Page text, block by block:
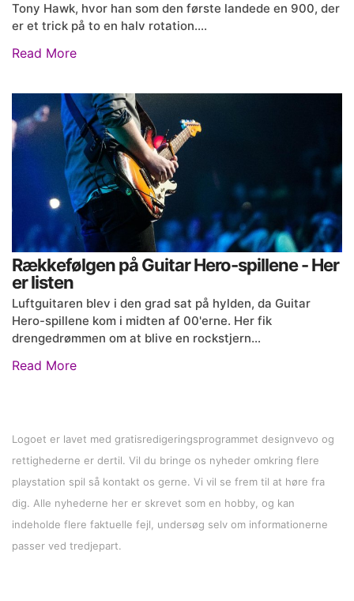
Tony Hawk, hvor han som den første landede en 900, der
er et trick på to en halv rotation.…
Read More
Rækkefølgen på Guitar Hero-spillene - Her
er listen
Luftguitaren blev i den grad sat på hylden, da Guitar
Hero-spillene kom i midten af 00'erne. Her fik
drengedrømmen om at blive en rockstjern…
Read More
Logoet er lavet med gratisredigeringsprogrammet designvevo og
rettighederne er dertil. Vil du bringe os nyheder omkring flere
playstation spil så kontakt os gerne. Vi vil se frem til at høre fra
dig. Alle nyhederne her er skrevet som en hobby, og kan
indeholde flere faktuelle fejl, undersøg selv om informationerne
passer ved tredjepart.